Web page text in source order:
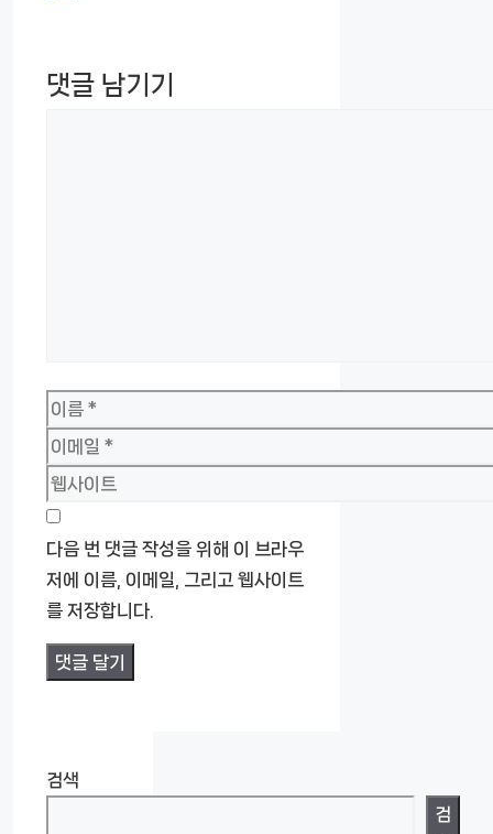
댓글 남기기
이
름
이
메
일
웹
사
이
트
다음 번 댓글 작성을 위해 이 브라우
저에 이름, 이메일, 그리고 웹사이트
를 저장합니다.
검색
검